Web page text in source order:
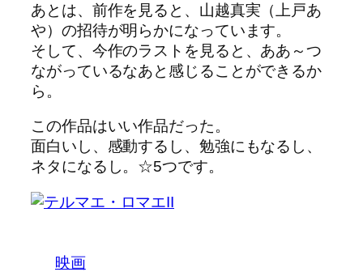
あとは、前作を見ると、山越真実（上戸あ
や）の招待が明らかになっています。
そして、今作のラストを見ると、ああ～つ
ながっているなあと感じることができるか
ら。
この作品はいい作品だった。
面白いし、感動するし、勉強にもなるし、
ネタになるし。☆5つです。
映画